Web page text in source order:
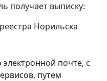
получает выписку:
Норильска
почте, с
путем